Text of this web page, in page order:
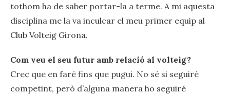
tothom ha de saber portar-la a terme. A mi aquesta
disciplina me la va inculcar el meu primer equip al
Club Volteig Girona.
Com veu el seu futur amb relació al volteig?
Crec que en faré fins que pugui. No sé si seguiré
competint, però d’alguna manera ho seguiré